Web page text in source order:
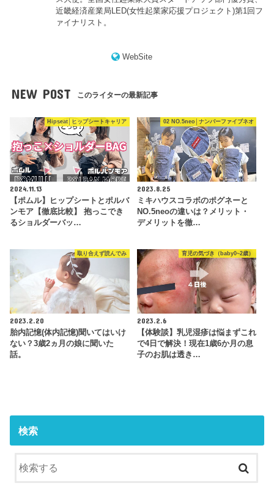
近畿経済産業局LED(女性起業家応援プロジェクト)第1回フ
ァイナリスト。
WebSite
NEW POST このライターの最新記事
Hipseat│ヒップシートキャリア
2024.11.13
【ポムル】ヒップシートとポルバ
ンモア【徹底比較】 抱っこでき
るショルダーバッ…
02 NO.5neo│ナンバーファイブネオ
2023.8.25
ミキハウスコラボのポグネーと
NO.5neoの違いは？メリット・
デメリットを徹…
取り合えず読んでみ
2023.2.20
胎内記憶(体内記憶)聞いてはいけ
ない？3歳2ヵ月の娘に聞いた
話。
育児の気づき（baby0~2歳）
2023.2.6
【体験談】乳児湿疹は悩まずこれ
で4日で解決！現在1歳6か月の息
子のお肌は透き…
検索